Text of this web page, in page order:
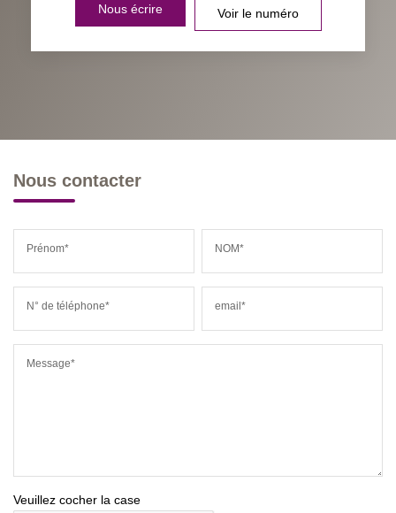
Nous écrire Voir le numéro
Nous contacter
Prénom* NOM*
N° de téléphone* email*
Message*
Veuillez cocher la case